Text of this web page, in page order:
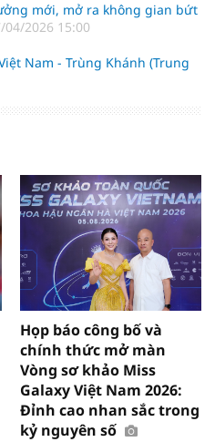
mới, mở ra không gian bứt
04/2026 15:00
Nam - Trùng Khánh (Trung
Họp báo công bố và
chính thức mở màn
Vòng sơ khảo Miss
Galaxy Việt Nam 2026:
Đỉnh cao nhan sắc trong
kỷ nguyên số